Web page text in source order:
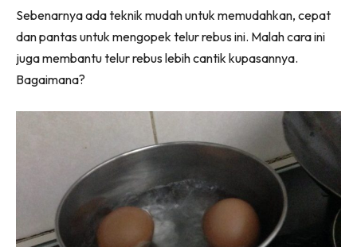
Sebenarnya ada teknik mudah untuk memudahkan, cepat
dan pantas untuk mengopek telur rebus ini. Malah cara ini
juga membantu telur rebus lebih cantik kupasannya.
Bagaimana?